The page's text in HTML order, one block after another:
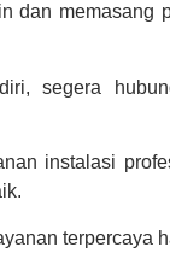
dan memasang
segera
instalasi
terpercaya